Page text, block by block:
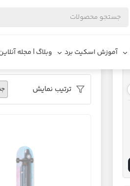
آموزش اسکیت برد وبلاگ | مجلهفروشگاه دیزایر محصولات
ترتیب نمایش